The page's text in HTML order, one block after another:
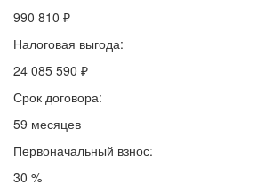
990 810 ₽
Налоговая выгода:
24 085 590 ₽
Срок договора:
59 месяцев
Первоначальный взнос:
30 %